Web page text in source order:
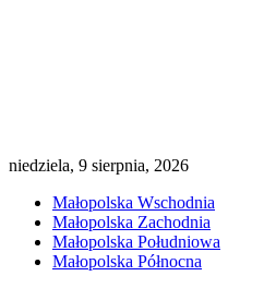
niedziela, 9 sierpnia, 2026
Małopolska Wschodnia
Małopolska Zachodnia
Małopolska Południowa
Małopolska Północna